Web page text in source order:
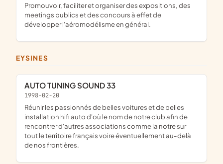
Promouvoir, faciliter et organiser des expositions, des
meetings publics et des concours à effet de
développer l'aéromodélisme en général.
EYSINES
AUTO TUNING SOUND 33
1998-02-20
Réunir les passionnés de belles voitures et de belles
installation hifi auto d'où le nom de notre club afin de
rencontrer d'autres associations comme la notre sur
tout le territoire français voire éventuellement au-delà
de nos frontières.